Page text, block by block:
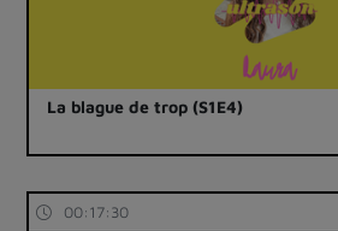
La blague de trop (S1E4)
00:17:30